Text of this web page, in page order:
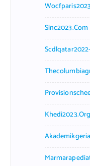
Sinc2023.com
Khedi2023.org